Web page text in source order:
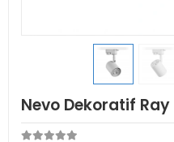
Nevo Dekoratif